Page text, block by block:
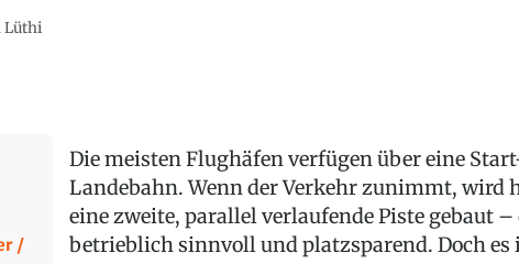
Lüthi
/
Die meisten Flughäfen verfügen über eine
Landebahn. Wenn der Verkehr zunimmt, wird
eine zweite, parallel verlaufende Piste gebaut –
betrieblich sinnvoll und platzsparend. Doch